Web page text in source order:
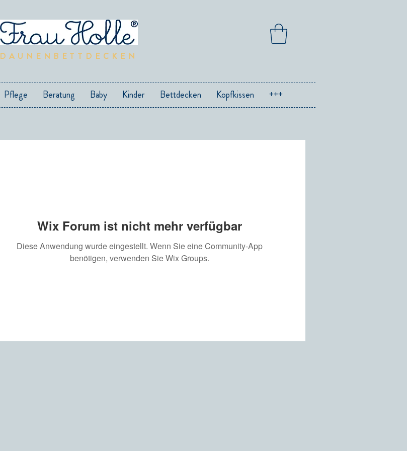
DAUNENBETTDECKEN
Pflege Beratung Baby Kinder Bettdecken Kopfkissen +++
Wix Forum ist nicht mehr verfügbar
Diese Anwendung wurde eingestellt. Wenn Sie eine Community-App
benötigen, verwenden Sie Wix Groups.